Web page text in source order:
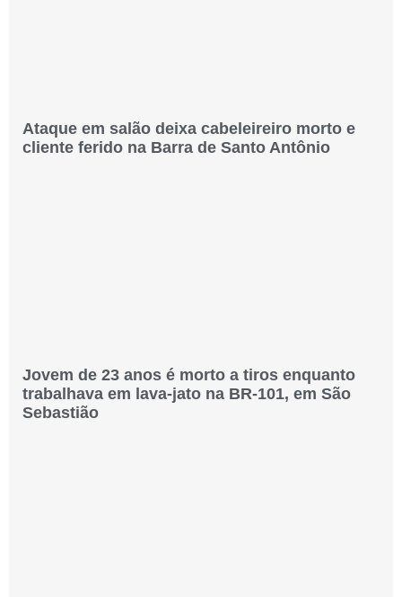
Ataque em salão deixa cabeleireiro morto e
cliente ferido na Barra de Santo Antônio
Jovem de 23 anos é morto a tiros enquanto
trabalhava em lava-jato na BR-101, em São
Sebastião